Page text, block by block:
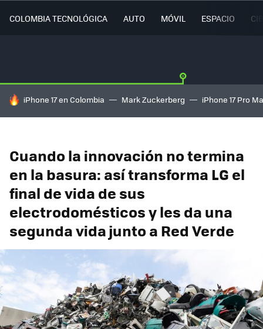
COLOMBIA TECNOLÓGICA AUTO MÓVIL ESPACIO
HOY SE HABLA DE
iPhone 17 en Colombia Mark Zuckerberg iPhone 17 Pro
Cuando la innovación no termina
en la basura: así transforma LG el
final de vida de sus
electrodomésticos y les da una
segunda vida junto a Red Verde